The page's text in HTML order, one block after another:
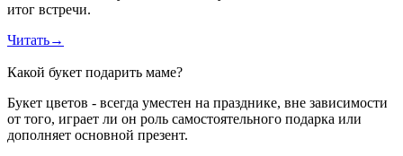
итог встречи.
Читать→
Какой букет подарить маме?
Букет цветов - всегда уместен на празднике, вне зависимости
от того, играет ли он роль самостоятельного подарка или
дополняет основной презент.